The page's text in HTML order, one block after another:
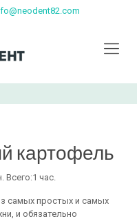
картофель
Всего:1 час.
самых простых и самых
и обязательно